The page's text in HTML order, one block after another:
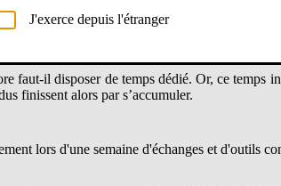
au sein des écoles et des
construit au quotidien, avec les équipes, dans
faut-il disposer detemps dédié. Or, ce temps
finissent alors pars’accumuler.
lors d'une semaine d'échanges et d'outils
J'exerce depuis l'étranger